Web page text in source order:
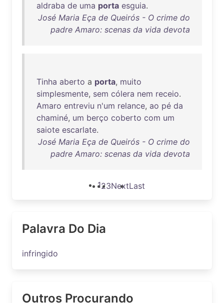
aldraba de uma porta esguia.
José Maria Eça de Queirós - O crime do
padre Amaro: scenas da vida devota
Tinha aberto a porta, muito
simplesmente, sem cólera nem receio.
Amaro entreviu n'um relance, ao pé da
chaminé, um berço coberto com um
saiote escarlate.
José Maria Eça de Queirós - O crime do
padre Amaro: scenas da vida devota
123NextLast
Palavra Do Dia
infringido
Outros Procurando